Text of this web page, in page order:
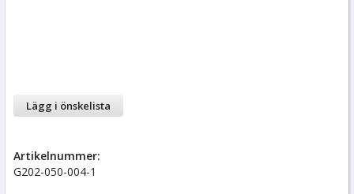
Lägg i önskelista
Artikelnummer:
G202-050-004-1